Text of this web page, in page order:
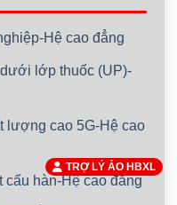
Hệ cao đẳng
lớp thuốc (UP)-
lượng cao 5G-Hệ cao
cấu hàn-Hệ cao đẳng
TRỢ LÝ ẢO HBXL